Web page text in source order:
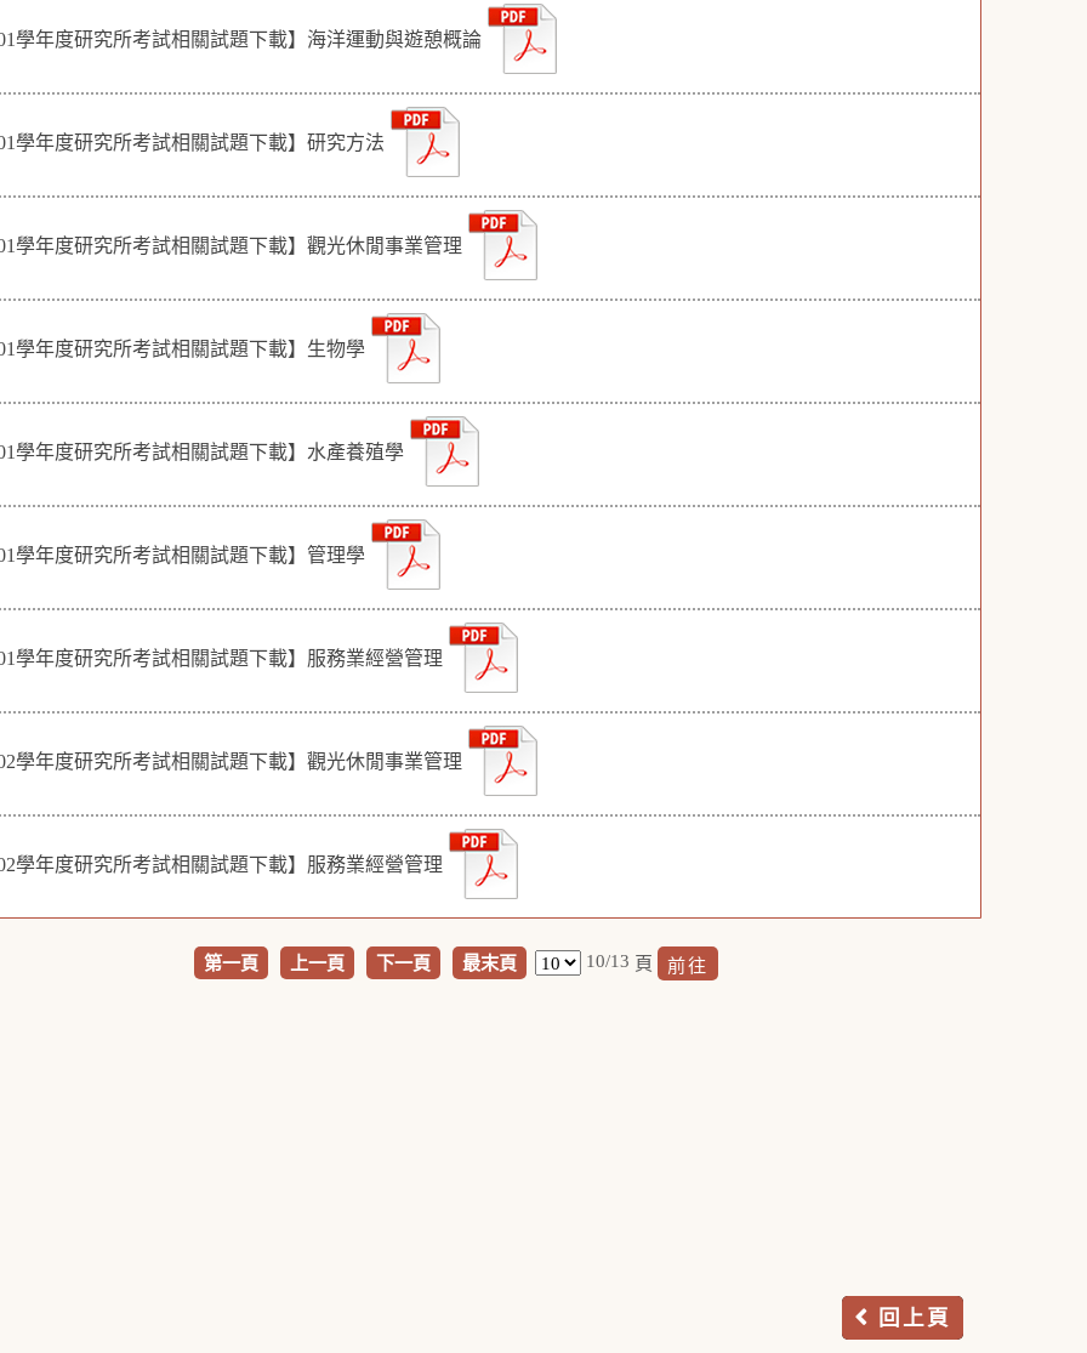
學年度研究所考試相關試題下載】海洋運動與遊憩概論
學年度研究所考試相關試題下載】研究方法
學年度研究所考試相關試題下載】觀光休閒事業管理
學年度研究所考試相關試題下載】生物學
學年度研究所考試相關試題下載】水產養殖學
學年度研究所考試相關試題下載】管理學
學年度研究所考試相關試題下載】服務業經營管理
學年度研究所考試相關試題下載】觀光休閒事業管理
學年度研究所考試相關試題下載】服務業經營管理
第一頁 上一頁 下一頁 最末頁 10/13 頁
回上頁